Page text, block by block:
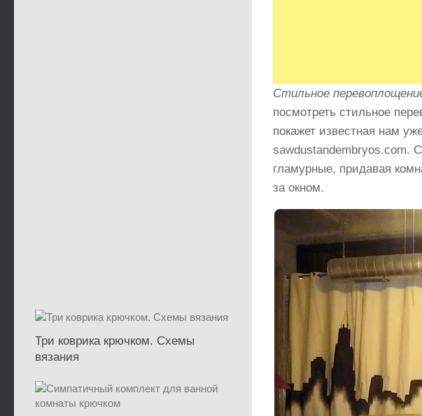
Стильное
посмотреть стильное
покажет известная нам
sawdustandembryos.com.
гламурные, придавая
за окном.
Три коврика крючком. Схемы
вязания